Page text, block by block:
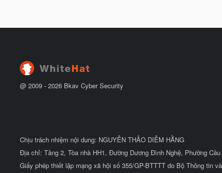
@ 2009 - 2026 Bkav Cyber Security
Chịu trách nhiệm nội dung: NGUYỄN THẢO DIỄM HẰNG
Địa chỉ: Tầng 2, Tòa nhà HH1, Đường Dương Đình Nghệ, Phường
Giấy phép thiết lập mạng xã hội số 355/GP-BTTTT do Bộ Thông tin